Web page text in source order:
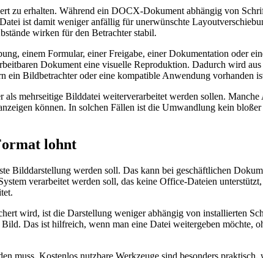
erhalten. Während ein DOCX-Dokument abhängig von
ist damit weniger anfällig für unerwünschte
wirken für den Betrachter stabil.
einem Formular, einer Freigabe, einer Dokumentation oder
Dokument eine visuelle Reproduktion. Dadurch wird
ein Bildbetrachter oder eine kompatible Anwendung vorhanden
mehrseitige Bilddatei weiterverarbeitet werden sollen.
können. In solchen Fällen ist die Umwandlung kein
lohnt
Bilddarstellung werden soll. Das kann bei geschäftlichen
verarbeitet werden soll, das keine Office-Dateien
wird, ist die Darstellung weniger abhängig von installierten
Das ist hilfreich, wenn man eine Datei weitergeben möchte,
muss. Kostenlos nutzbare Werkzeuge sind besonders